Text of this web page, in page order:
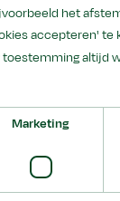
het
accepteren' te
toestemming altijd
Marketing